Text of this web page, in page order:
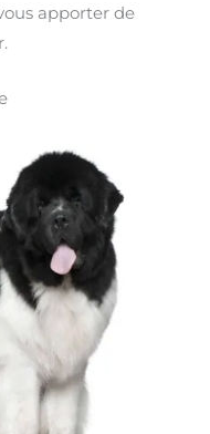
apporter de